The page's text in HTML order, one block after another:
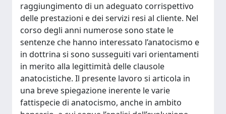
raggiungimento di un adeguato corrispettivo
delle prestazioni e dei servizi resi al cliente. Nel
corso degli anni numerose sono state le
sentenze che hanno interessato l’anatocismo e
in dottrina si sono susseguiti vari orientamenti
in merito alla legittimità delle clausole
anatocistiche. Il presente lavoro si articola in
una breve spiegazione inerente le varie
fattispecie di anatocismo, anche in ambito